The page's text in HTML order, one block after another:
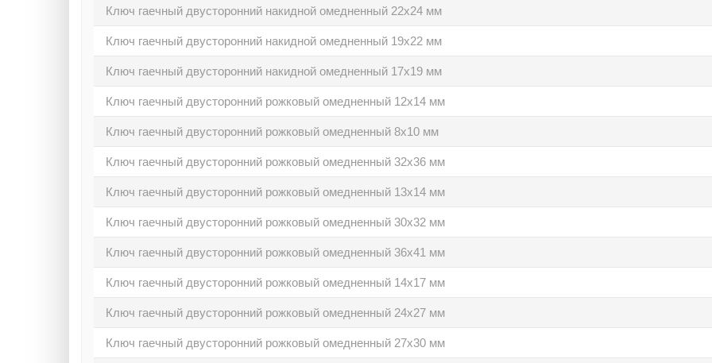
Ключ гаечный двусторонний накидной омедненный 22х24 мм
Ключ гаечный двусторонний накидной омедненный 19х22 мм
Ключ гаечный двусторонний накидной омедненный 17х19 мм
Ключ гаечный двусторонний рожковый омедненный 12х14 мм
Ключ гаечный двусторонний рожковый омедненный 8х10 мм
Ключ гаечный двусторонний рожковый омедненный 32х36 мм
Ключ гаечный двусторонний рожковый омедненный 13х14 мм
Ключ гаечный двусторонний рожковый омедненный 30х32 мм
Ключ гаечный двусторонний рожковый омедненный 36х41 мм
Ключ гаечный двусторонний рожковый омедненный 14х17 мм
Ключ гаечный двусторонний рожковый омедненный 24х27 мм
Ключ гаечный двусторонний рожковый омедненный 27х30 мм